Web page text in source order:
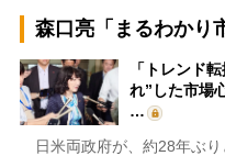
森口亮「まるわかり
「トレンド
れ”した市場
…
日米両政府が、約28年ぶり